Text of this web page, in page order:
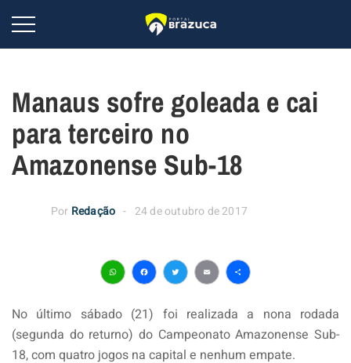
Manaus sofre goleada e cai
para terceiro no
Amazonense Sub-18
Por Redação 24 de outubro de 2017
WhatsApp
Facebook
Twitter
EmailShare
No último sábado (21) foi realizada a nona rodada
(segunda do returno) do Campeonato Amazonense Sub-
18, com quatro jogos na capital e nenhum empate.